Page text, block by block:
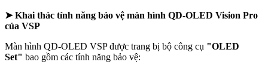
➤ Khai thác tính năng bảo vệ màn hình QD-OLED Vision Pro
của VSP
Màn hình QD-OLED VSP được trang bị bộ công cụ "OLED
Set" bao gồm các tính năng bảo vệ: